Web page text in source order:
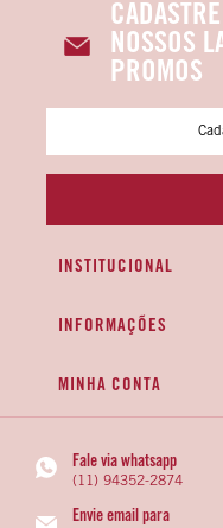
NOSSOS
PROMOS
INSTITUCIONAL
INFORMAÇÕES
MINHA CONTA
Fale via whatsapp
(11) 94352-2874
Envie email para